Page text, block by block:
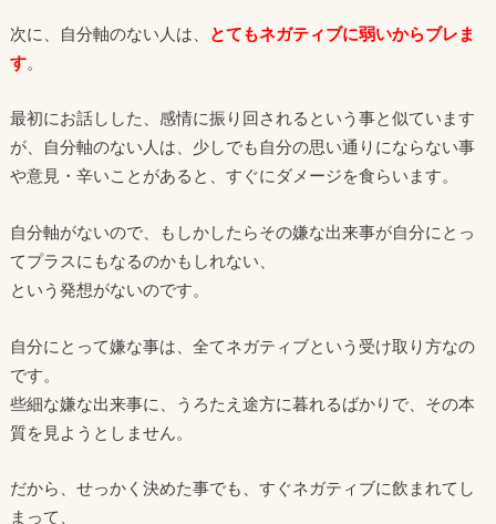
次に、自分軸のない人は、
とてもネガティブに弱いからブレま
す。
最初にお話しした、感情に振り回されるという事と似ています
が、自分軸のない人は、少しでも自分の思い通りにならない事
や意見・辛いことがあると、すぐにダメージを食らいます。
自分軸がないので、もしかしたらその嫌な出来事が自分にとっ
てプラスにもなるのかもしれない、
という発想がないのです。
自分にとって嫌な事は、全てネガティブという受け取り方なの
です。
些細な嫌な出来事に、うろたえ途方に暮れるばかりで、その本
質を見ようとしません。
だから、せっかく決めた事でも、すぐネガティブに飲まれてし
まって、